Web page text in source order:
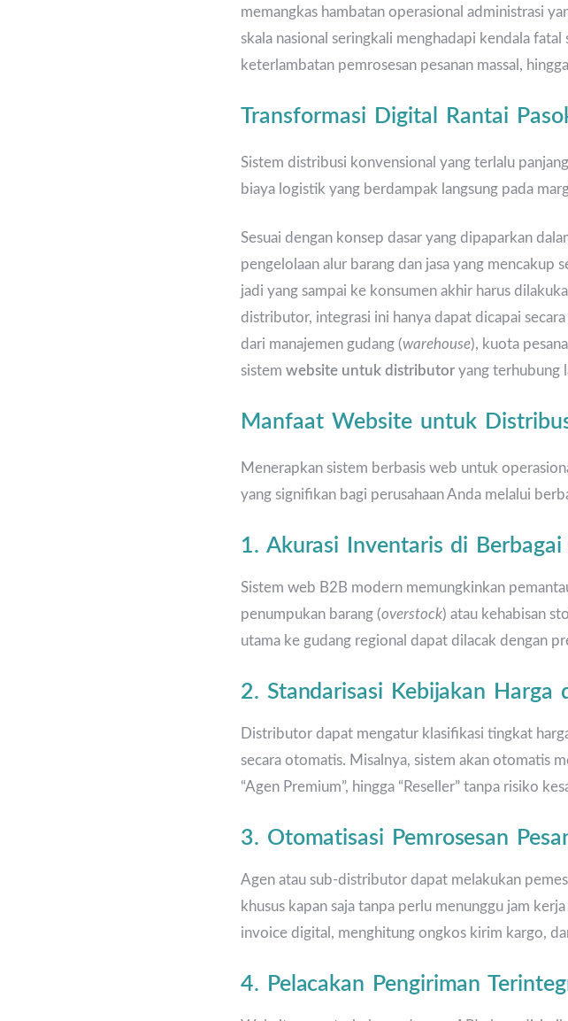
memangkas hambatan operasional administrasi
skala nasional seringkali menghadapi kendala
keterlambatan pemrosesan pesanan massal,
Transformasi Digital Rantai
Sistem distribusi konvensional yang terlalu
biaya logistik yang berdampak langsung pada
Sesuai dengan konsep dasar yang dipaparkan
pengelolaan alur barang dan jasa yang mencakup
jadi yang sampai ke konsumen akhir harus
distributor, integrasi ini hanya dapat dicapai
dari manajemen gudang (warehouse), kuota
sistem website untuk distributor yang terhubung
Manfaat Website untuk
Menerapkan sistem berbasis web untuk
yang signifikan bagi perusahaan Anda melalui
1. Akurasi Inventaris di
Sistem web B2B modern memungkinkan
penumpukan barang (overstock) atau kehabisan
utama ke gudang regional dapat dilacak dengan
2. Standarisasi Kebijakan Harga
Distributor dapat mengatur klasifikasi tingkat
secara otomatis. Misalnya, sistem akan otomatis
“Agen Premium”, hingga “Reseller” tanpa risiko
3. Otomatisasi Pemrosesan
Agen atau sub-distributor dapat melakukan
khusus kapan saja tanpa perlu menunggu jam
invoice digital, menghitung ongkos kirim kargo,
4. Pelacakan Pengiriman